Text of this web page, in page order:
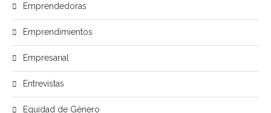
Emprendedoras
Emprendimientos
Empresarial
Entrevistas
Equidad de Género